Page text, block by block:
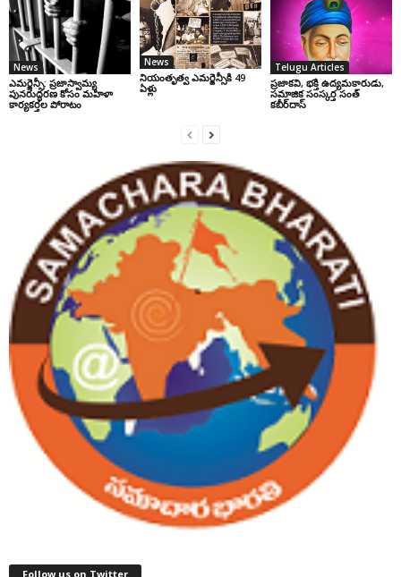
News
ఎమర్జెన్సీ: ప్రజాస్వామ్య
పునరుద్ధరణ కోసం మహిళా
కార్యకర్తల పోరాటం
News
నియంతృత్వ ఎమర్జెన్సీకి 49
ఏళ్లు
Telugu Articles
ప్రజాకవి, భక్తి ఉద్యమకారుడు,
సమాజిక సంస్కర్త సంత్‌
కబీర్‌దాస్‌
Follow us on Twitter